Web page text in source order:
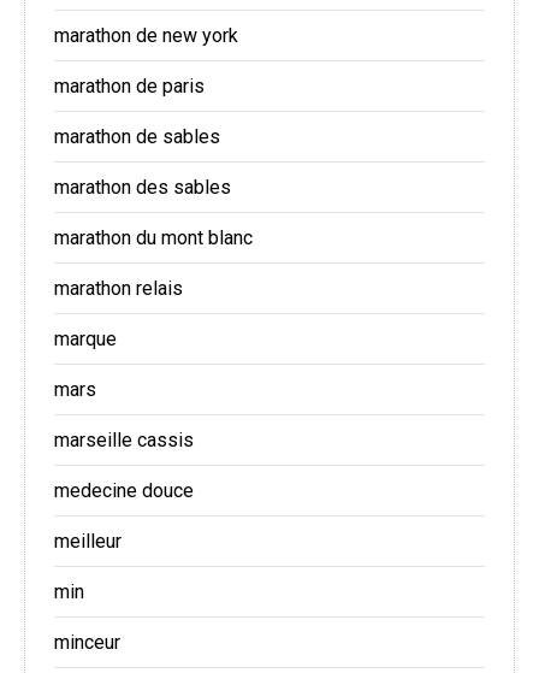
marathon de new york
marathon de paris
marathon de sables
marathon des sables
marathon du mont blanc
marathon relais
marque
mars
marseille cassis
medecine douce
meilleur
min
minceur